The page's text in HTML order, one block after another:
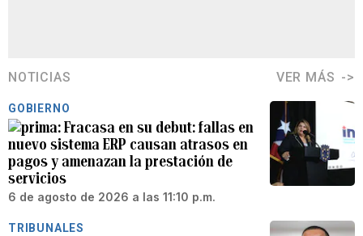
NOTICIAS VER MÁS
GOBIERNO
Fracasa en su debut: fallas en
nuevo sistema ERP causan atrasos en
pagos y amenazan la prestación de
servicios
6 de agosto de 2026 a las 11:10 p.m.
TRIBUNALES